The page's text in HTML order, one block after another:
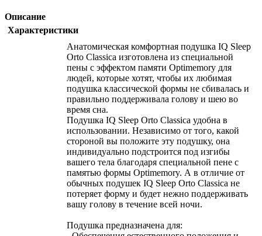
Описание
Характеристики
Анатомическая комфортная подушка IQ Sleep
Orto Classica изготовлена из специальной
пены с эффектом памяти Optimemory для
людей, которые хотят, чтобы их любимая
подушка классической формы не сбивалась и
правильно поддерживала голову и шею во
время сна.
Подушка IQ Sleep Orto Classica удобна в
использовании. Независимо от того, какой
стороной вы положите эту подушку, она
индивидуально подстроится под изгибы
вашего тела благодаря специальной пене с
памятью формы Optimemory. А в отличие от
обычных подушек IQ Sleep Orto Classica не
потеряет форму и будет нежно поддерживать
вашу голову в течение всей ночи.
Подушка предназначена для: